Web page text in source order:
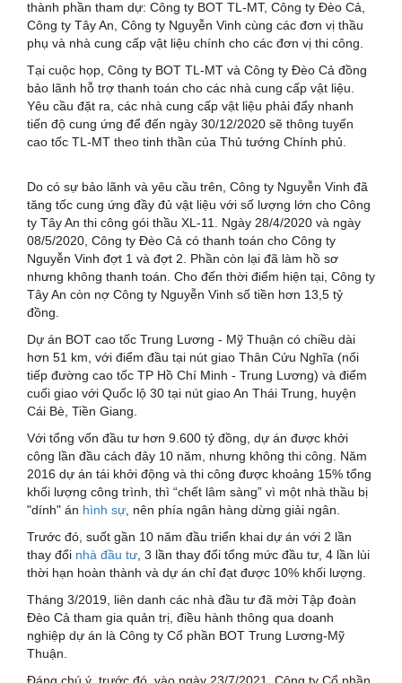
thành phần tham dự: Công ty BOT TL-MT, Công ty Đèo Cả,
Công ty Tây An, Công ty Nguyễn Vinh cùng các đơn vị thầu
phụ và nhà cung cấp vật liệu chính cho các đơn vị thi công.
Tại cuộc họp, Công ty BOT TL-MT và Công ty Đèo Cả đồng
bảo lãnh hỗ trợ thanh toán cho các nhà cung cấp vật liệu.
Yêu cầu đặt ra, các nhà cung cấp vật liệu phải đẩy nhanh
tiến độ cung ứng để đến ngày 30/12/2020 sẽ thông tuyến
cao tốc TL-MT theo tinh thần của Thủ tướng Chính phủ.
Do có sự bảo lãnh và yêu cầu trên, Công ty Nguyễn Vinh đã
tăng tốc cung ứng đầy đủ vật liệu với số lượng lớn cho Công
ty Tây An thi công gói thầu XL-11. Ngày 28/4/2020 và ngày
08/5/2020, Công ty Đèo Cả có thanh toán cho Công ty
Nguyễn Vinh đợt 1 và đợt 2. Phần còn lại đã làm hồ sơ
nhưng không thanh toán. Cho đến thời điểm hiện tại, Công ty
Tây An còn nợ Công ty Nguyễn Vinh số tiền hơn 13,5 tỷ
đồng.
Dự án BOT cao tốc Trung Lương - Mỹ Thuận có chiều dài
hơn 51 km, với điểm đầu tại nút giao Thân Cửu Nghĩa (nối
tiếp đường cao tốc TP Hồ Chí Minh - Trung Lương) và điểm
cuối giao với Quốc lộ 30 tại nút giao An Thái Trung, huyện
Cái Bè, Tiền Giang.
Với tổng vốn đầu tư hơn 9.600 tỷ đồng, dự án được khởi
công lần đầu cách đây 10 năm, nhưng không thi công. Năm
2016 dự án tái khởi động và thi công được khoảng 15% tổng
khối lượng công trình, thì “chết lâm sàng” vì một nhà thầu bị
"dính" án hình sự , nên phía ngân hàng dừng giải ngân.
Trước đó, suốt gần 10 năm đầu triển khai dự án với 2 lần
thay đổi nhà đầu tư , 3 lần thay đổi tổng mức đầu tư, 4 lần lùi
thời hạn hoàn thành và dự án chỉ đạt được 10% khối lượng.
Tháng 3/2019, liên danh các nhà đầu tư đã mời Tập đoàn
Đèo Cả tham gia quản trị, điều hành thông qua doanh
nghiệp dự án là Công ty Cổ phần BOT Trung Lương-Mỹ
Thuận.